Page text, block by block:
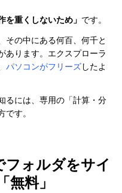
を重くしないため」 です。
その中にある何百、何千と
あります。エクスプローラ
パソコンがフリーズしたよ
るには、専用の「計算・分
す。
ォルダをサイ
料」